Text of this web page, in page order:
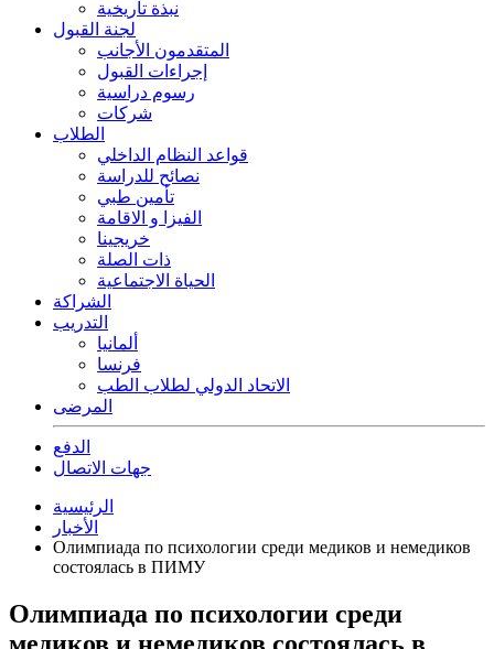
نبذة تاريخية
لجنة القبول
المتقدمون الأجانب
إجراءات القبول
رسوم دراسية
شركات
الطلاب
قواعد النظام الداخلي
نصائح للدراسة
تأمين طبي
الفيزا و الاقامة
خريجينا
ذات الصلة
الحياة الاجتماعية
الشراكة
التدريب
ألمانيا
فرنسا
الاتحاد الدولي لطلاب الطب
المرضى
الدفع
جهات الاتصال
الرئيسية
الأخبار
Олимпиада по психологии среди медиков и немедиков
состоялась в ПИМУ
Олимпиада по психологии среди